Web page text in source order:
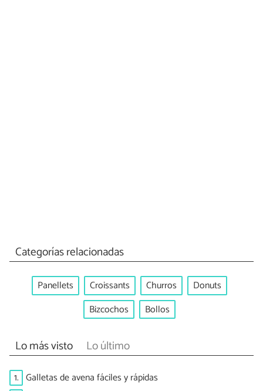
Categorías relacionadas
Panellets Croissants Churros
Donuts
Bizcochos
Bollos
Lo más visto Lo último
1. Galletas de avena fáciles y rápidas